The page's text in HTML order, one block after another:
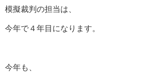
模擬裁判の担当は、
今年で４年目になります。
今年も、